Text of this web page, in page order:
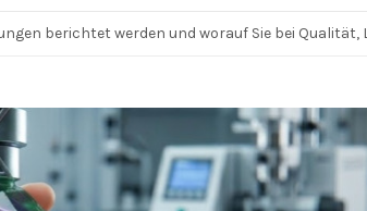
berichtet werden und worauf Sie bei